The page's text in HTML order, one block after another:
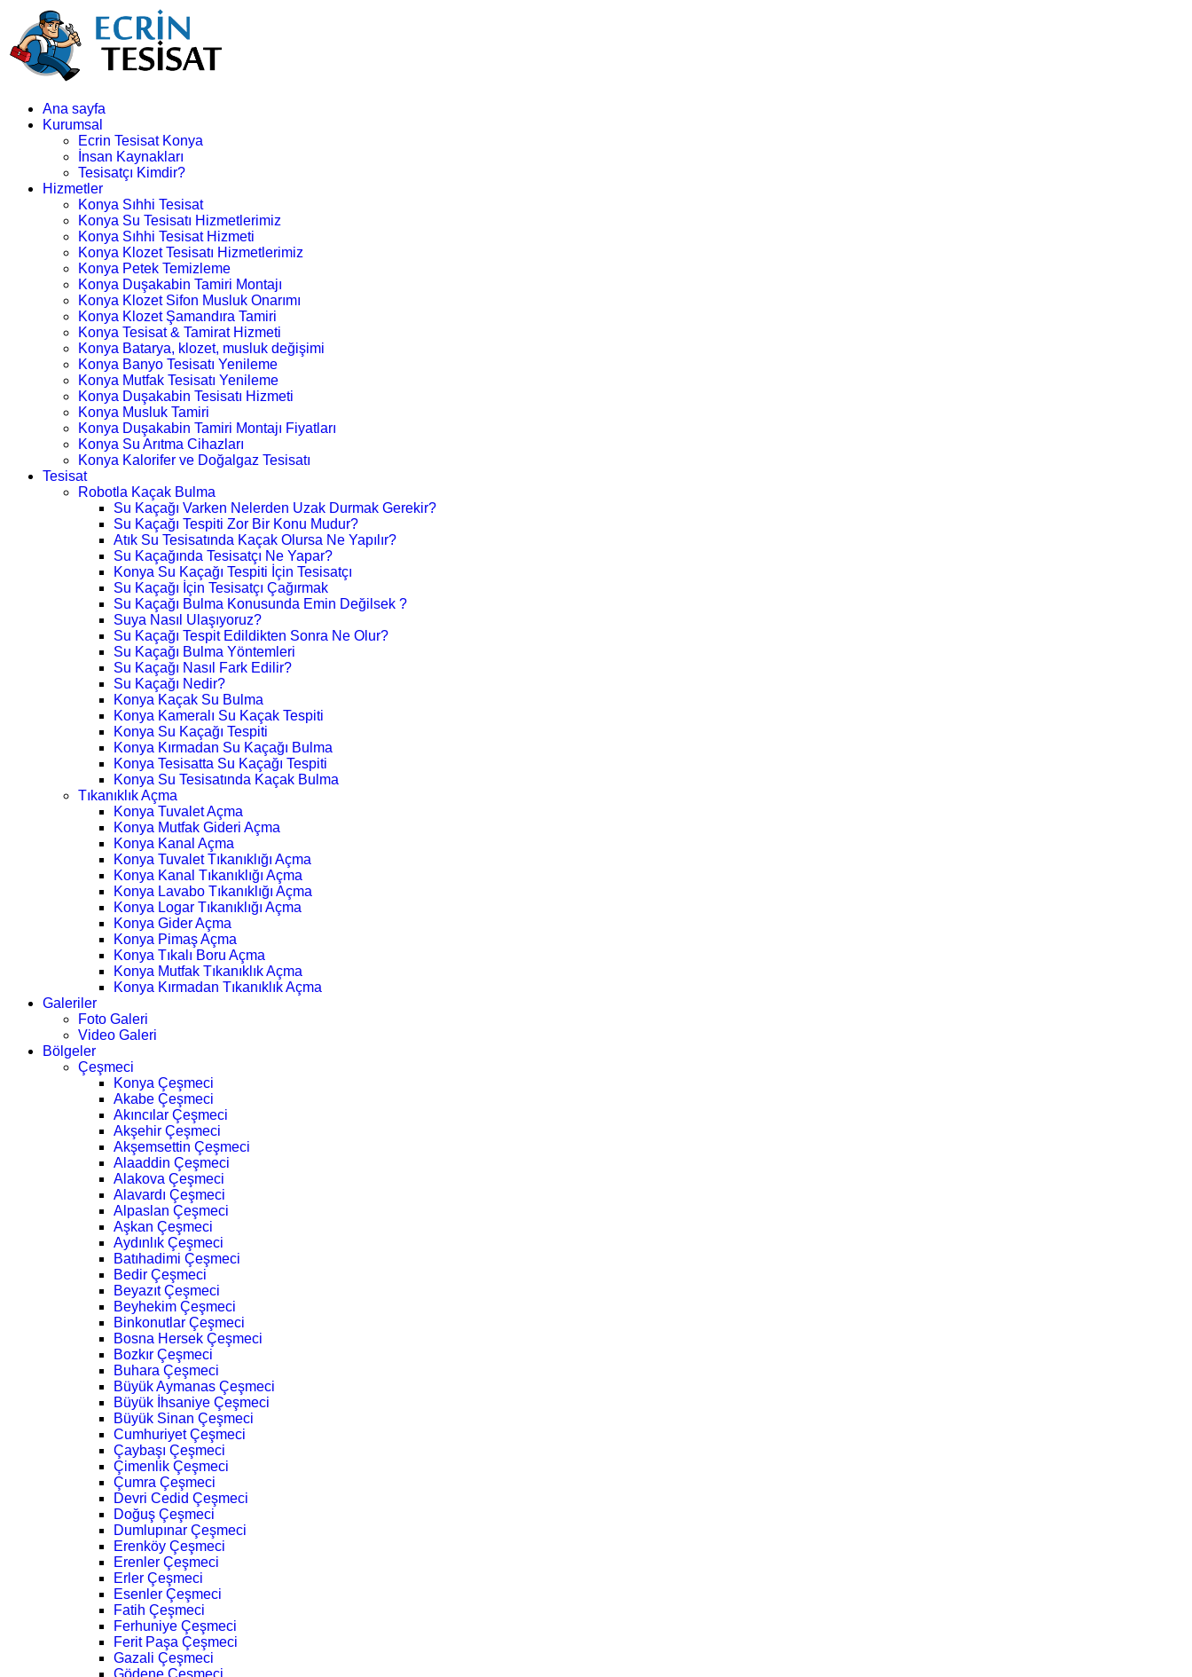
Ana sayfa
Kurumsal
Ecrin Tesisat Konya
İnsan Kaynakları
Tesisatçı Kimdir?
Hizmetler
Konya Sıhhi Tesisat
Konya Su Tesisatı Hizmetlerimiz
Konya Sıhhi Tesisat Hizmeti
Konya Klozet Tesisatı Hizmetlerimiz
Konya Petek Temizleme
Konya Duşakabin Tamiri Montajı
Konya Klozet Sifon Musluk Onarımı
Konya Klozet Şamandıra Tamiri
Konya Tesisat & Tamirat Hizmeti
Konya Batarya, klozet, musluk değişimi
Konya Banyo Tesisatı Yenileme
Konya Mutfak Tesisatı Yenileme
Konya Duşakabin Tesisatı Hizmeti
Konya Musluk Tamiri
Konya Duşakabin Tamiri Montajı Fiyatları
Konya Su Arıtma Cihazları
Konya Kalorifer ve Doğalgaz Tesisatı
Tesisat
Robotla Kaçak Bulma
Su Kaçağı Varken Nelerden Uzak Durmak Gerekir?
Su Kaçağı Tespiti Zor Bir Konu Mudur?
Atık Su Tesisatında Kaçak Olursa Ne Yapılır?
Su Kaçağında Tesisatçı Ne Yapar?
Konya Su Kaçağı Tespiti İçin Tesisatçı
Su Kaçağı İçin Tesisatçı Çağırmak
Su Kaçağı Bulma Konusunda Emin Değilsek ?
Suya Nasıl Ulaşıyoruz?
Su Kaçağı Tespit Edildikten Sonra Ne Olur?
Su Kaçağı Bulma Yöntemleri
Su Kaçağı Nasıl Fark Edilir?
Su Kaçağı Nedir?
Konya Kaçak Su Bulma
Konya Kameralı Su Kaçak Tespiti
Konya Su Kaçağı Tespiti
Konya Kırmadan Su Kaçağı Bulma
Konya Tesisatta Su Kaçağı Tespiti
Konya Su Tesisatında Kaçak Bulma
Tıkanıklık Açma
Konya Tuvalet Açma
Konya Mutfak Gideri Açma
Konya Kanal Açma
Konya Tuvalet Tıkanıklığı Açma
Konya Kanal Tıkanıklığı Açma
Konya Lavabo Tıkanıklığı Açma
Konya Logar Tıkanıklığı Açma
Konya Gider Açma
Konya Pimaş Açma
Konya Tıkalı Boru Açma
Konya Mutfak Tıkanıklık Açma
Konya Kırmadan Tıkanıklık Açma
Galeriler
Foto Galeri
Video Galeri
Bölgeler
Çeşmeci
Konya Çeşmeci
Akabe Çeşmeci
Akıncılar Çeşmeci
Akşehir Çeşmeci
Akşemsettin Çeşmeci
Alaaddin Çeşmeci
Alakova Çeşmeci
Alavardı Çeşmeci
Alpaslan Çeşmeci
Aşkan Çeşmeci
Aydınlık Çeşmeci
Batıhadimi Çeşmeci
Bedir Çeşmeci
Beyazıt Çeşmeci
Beyhekim Çeşmeci
Binkonutlar Çeşmeci
Bosna Hersek Çeşmeci
Bozkır Çeşmeci
Buhara Çeşmeci
Büyük Aymanas Çeşmeci
Büyük İhsaniye Çeşmeci
Büyük Sinan Çeşmeci
Cumhuriyet Çeşmeci
Çaybaşı Çeşmeci
Çimenlik Çeşmeci
Çumra Çeşmeci
Devri Cedid Çeşmeci
Doğuş Çeşmeci
Dumlupınar Çeşmeci
Erenköy Çeşmeci
Erenler Çeşmeci
Erler Çeşmeci
Esenler Çeşmeci
Fatih Çeşmeci
Ferhuniye Çeşmeci
Ferit Paşa Çeşmeci
Gazali Çeşmeci